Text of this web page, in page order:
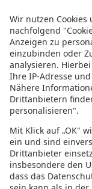
Informationen zur
Datenschutz
In der sonnenklar.TV
den TV-Sender
Das Angebot war mal
nächste Traumreise